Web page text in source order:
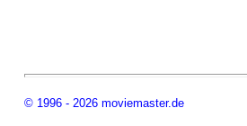
© 1996 - 2026 moviemaster.de